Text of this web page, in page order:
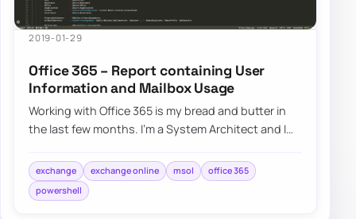
2019-01-29
Office 365 – Report containing User
Information and Mailbox Usage
Working with Office 365 is my bread and butter in
the last few months. I’m a System Architect and I
exchange exchange online msol
office 365
powershell